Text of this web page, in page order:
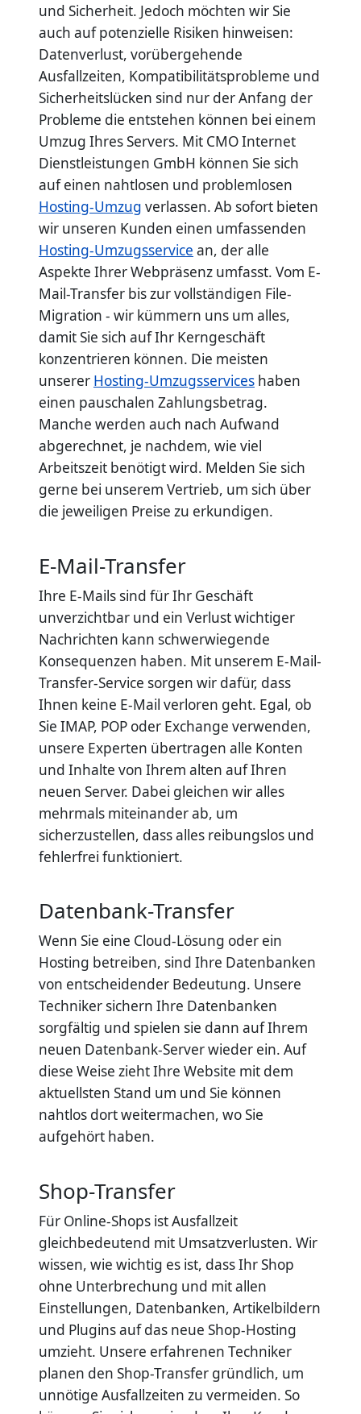
und Sicherheit. Jedoch möchten wir Sie
auch auf potenzielle Risiken hinweisen:
Datenverlust, vorübergehende
Ausfallzeiten, Kompatibilitätsprobleme und
Sicherheitslücken sind nur der Anfang der
Probleme die entstehen können bei einem
Umzug Ihres Servers. Mit CMO Internet
Dienstleistungen GmbH können Sie sich
auf einen nahtlosen und problemlosen
Hosting-Umzug verlassen. Ab sofort bieten
wir unseren Kunden einen umfassenden
Hosting-Umzugsservice an, der alle
Aspekte Ihrer Webpräsenz umfasst. Vom E-
Mail-Transfer bis zur vollständigen File-
Migration - wir kümmern uns um alles,
damit Sie sich auf Ihr Kerngeschäft
konzentrieren können. Die meisten
unserer Hosting-Umzugsservices haben
einen pauschalen Zahlungsbetrag.
Manche werden auch nach Aufwand
abgerechnet, je nachdem, wie viel
Arbeitszeit benötigt wird. Melden Sie sich
gerne bei unserem Vertrieb, um sich über
die jeweiligen Preise zu erkundigen.
E-Mail-Transfer
Ihre E-Mails sind für Ihr Geschäft
unverzichtbar und ein Verlust wichtiger
Nachrichten kann schwerwiegende
Konsequenzen haben. Mit unserem E-Mail-
Transfer-Service sorgen wir dafür, dass
Ihnen keine E-Mail verloren geht. Egal, ob
Sie IMAP, POP oder Exchange verwenden,
unsere Experten übertragen alle Konten
und Inhalte von Ihrem alten auf Ihren
neuen Server. Dabei gleichen wir alles
mehrmals miteinander ab, um
sicherzustellen, dass alles reibungslos und
fehlerfrei funktioniert.
Datenbank-Transfer
Wenn Sie eine Cloud-Lösung oder ein
Hosting betreiben, sind Ihre Datenbanken
von entscheidender Bedeutung. Unsere
Techniker sichern Ihre Datenbanken
sorgfältig und spielen sie dann auf Ihrem
neuen Datenbank-Server wieder ein. Auf
diese Weise zieht Ihre Website mit dem
aktuellsten Stand um und Sie können
nahtlos dort weitermachen, wo Sie
aufgehört haben.
Shop-Transfer
Für Online-Shops ist Ausfallzeit
gleichbedeutend mit Umsatzverlusten. Wir
wissen, wie wichtig es ist, dass Ihr Shop
ohne Unterbrechung und mit allen
Einstellungen, Datenbanken, Artikelbildern
und Plugins auf das neue Shop-Hosting
umzieht. Unsere erfahrenen Techniker
planen den Shop-Transfer gründlich, um
unnötige Ausfallzeiten zu vermeiden. So